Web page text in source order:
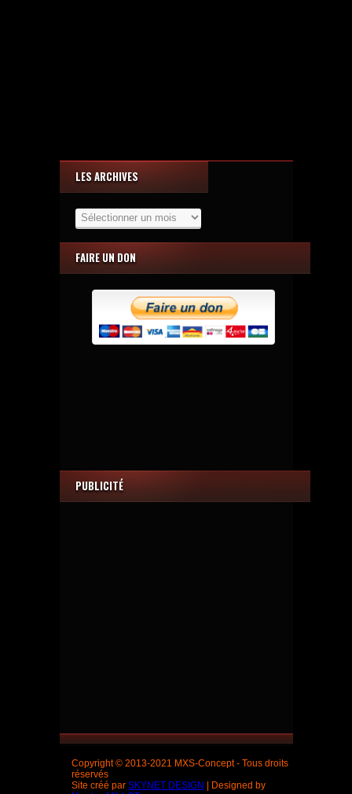
LES ARCHIVES
Archives
FAIRE UN DON
PUBLICITÉ
Copyright © 2013-2021 MXS-Concept - Tous droits
réservés
Site créé par SKYNET DESIGN
| Designed by